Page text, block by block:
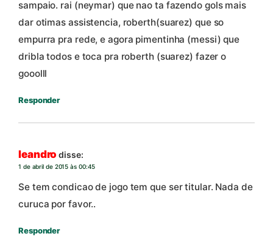
sampaio. rai (neymar) que nao ta fazendo gols mais
dar otimas assistencia, roberth(suarez) que so
empurra pra rede, e agora pimentinha (messi) que
dribla todos e toca pra roberth (suarez) fazer o
gooolll
Responder
leandro disse:
1 de abril de 2015 às 00:45
Se tem condicao de jogo tem que ser titular. Nada de
curuca por favor..
Responder